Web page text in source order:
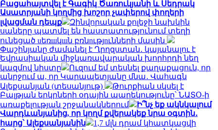
Բացահայտվել է Գագիկ Ծառուկյանի և Սեդրակ
Ասատրյանի կողմից խոշոր չափերով փողերի
լվացման դեպք
Զինվորական քոլեջի նախկին
սաները պատմել են հաստատությունում տեղի
ունեցած uեռшկшն բռնnւթյnւնների մասին
Փաշինյանը ժամանել է Ղրղզստան․ կայանալու է
Եվրասիական միջկառավարական խորհրդի նեղ
կազմով նիստը
Ուզում եմ տեսնել քաղաքացուն, որ
անրջում ա, որ Կարապետյանը մնա․ Վահագն
Ալեքսանյան (տեսանյութ)
Թուրքիան սկսել է
Բալթյան երկրների օդային պարեկությունը՝ ՆԱՏՕ-ի
առաքելության շրջանակներում
Ի՞նչ եք ակնկալում
Վարդևանյանից, որ կողմ քվերակեք նրա օգտին․
հարց՝ Ալեքսանյանին
1,7 մլն դրամ կհատկացվի